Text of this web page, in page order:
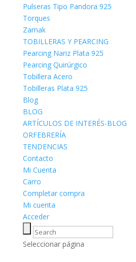
Pulseras Tipo Pandora 925
Torques
Zamak
TOBILLERAS Y PEARCING
Pearcing Nariz Plata 925
Pearcing Quirúrgico
Tobillera Acero
Tobilleras Plata 925
Blog
BLOG
ARTÍCULOS DE INTERÉS-BLOG
ORFEBRERÍA
TENDENCIAS
Contacto
Mi Cuenta
Carro
Completar compra
Mi cuenta
Acceder
Seleccionar página